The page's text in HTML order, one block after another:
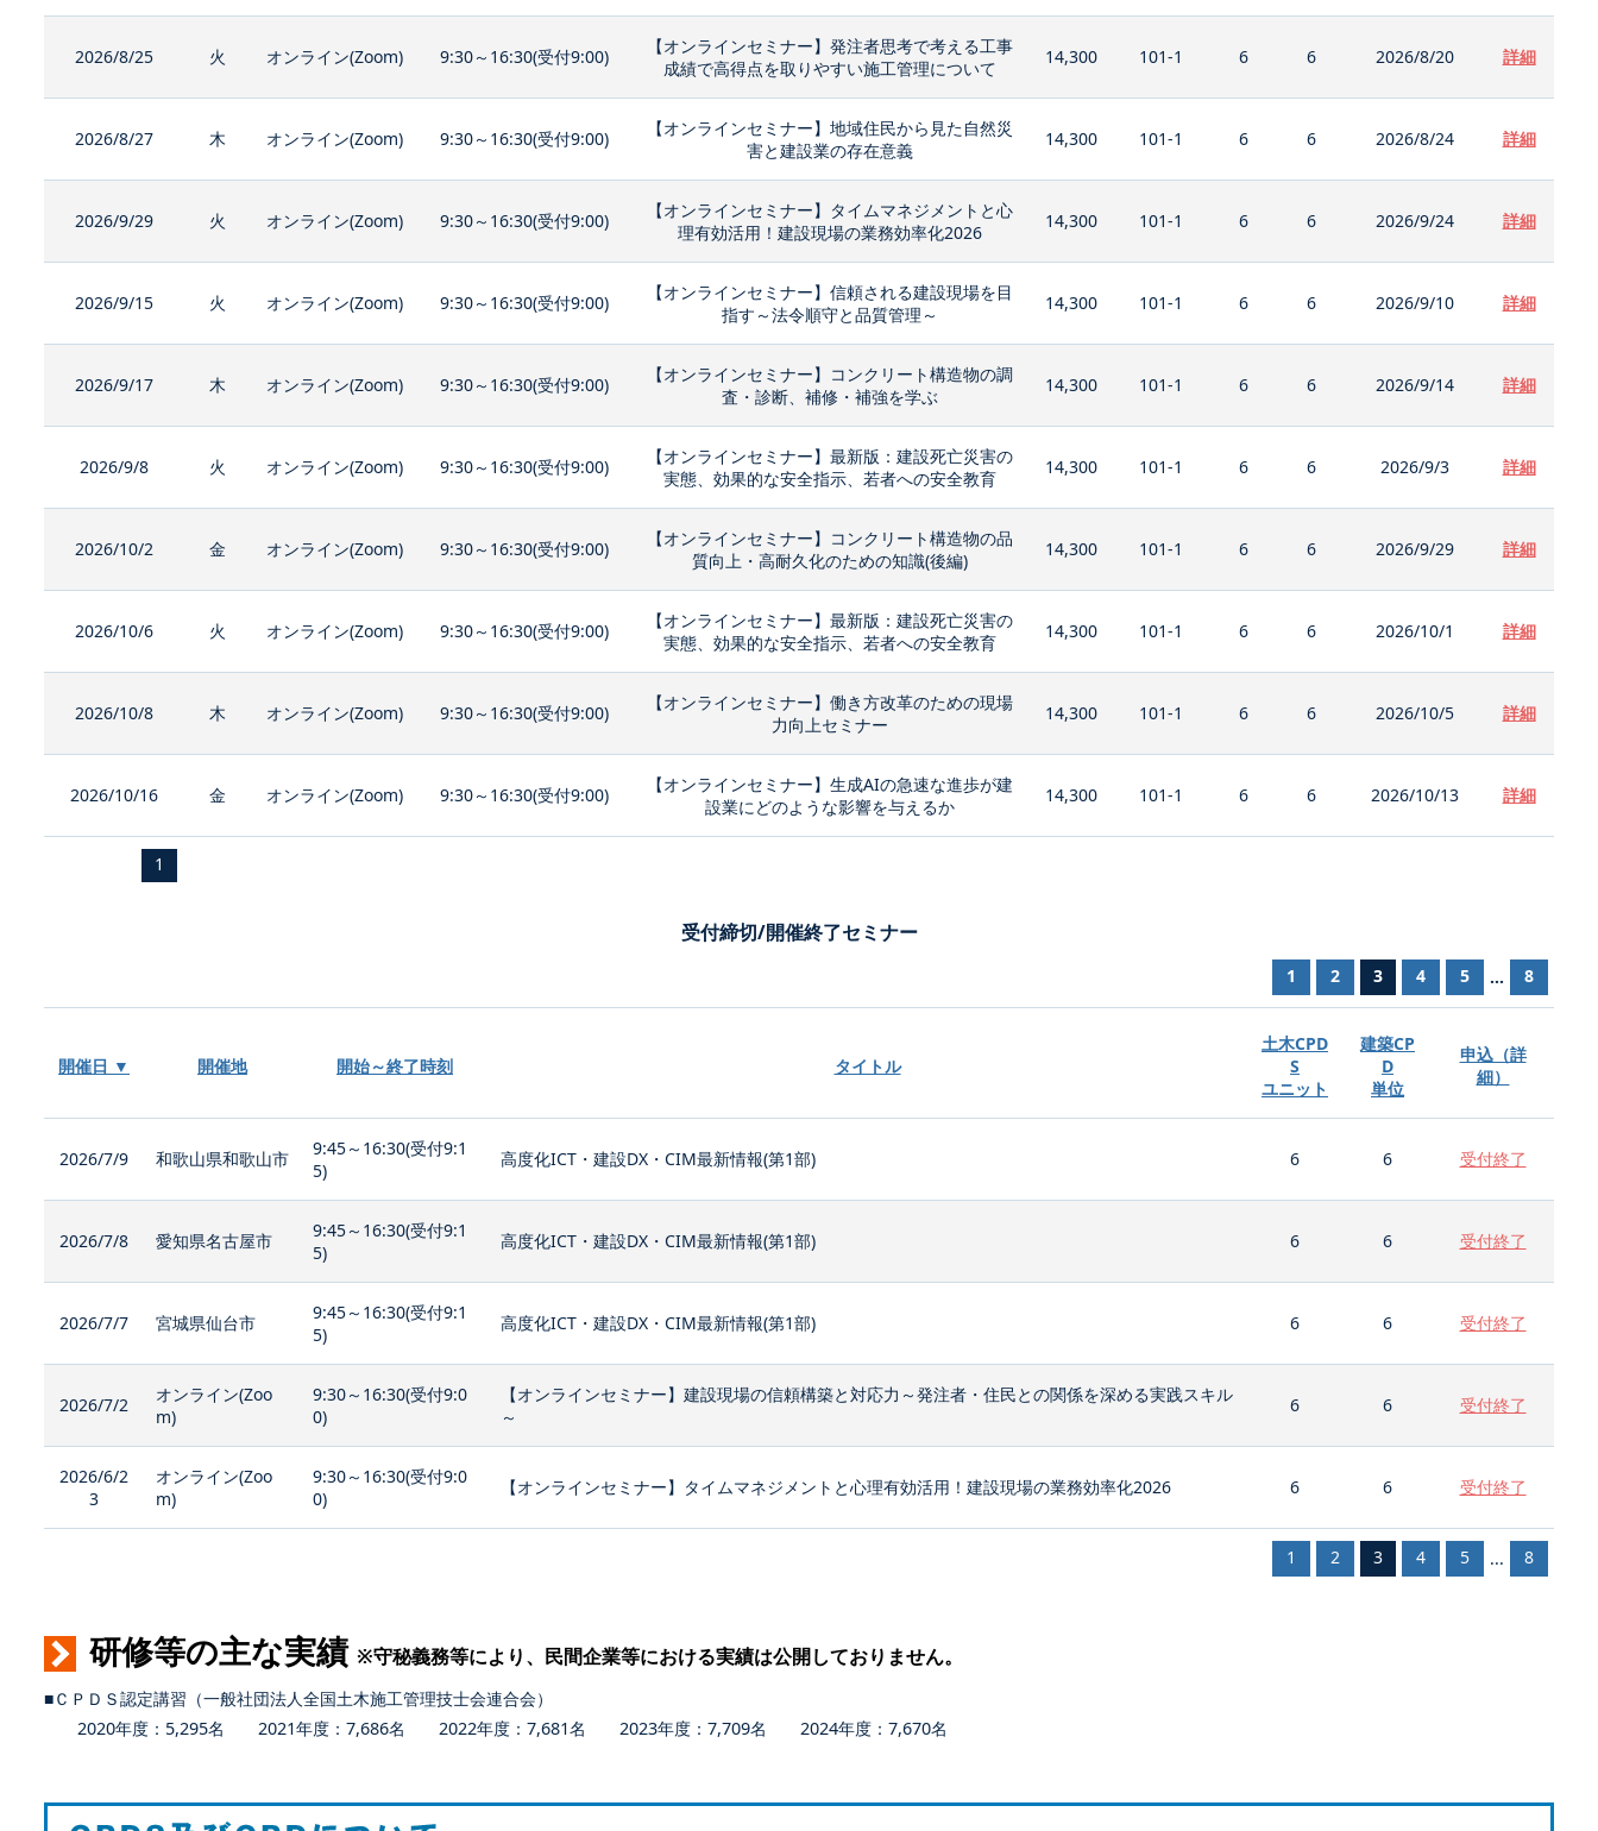
2026/8/25 火 オンライン(Zoom) 9:30～16:30(受付9:00)
【オンラインセミナー】発注者思考で考える工事
成績で高得点を取りやすい施工管理について
14,300 101-1 6 6 2026/8/20 詳細
2026/8/27 木 オンライン(Zoom) 9:30～16:30(受付9:00)
【オンラインセミナー】地域住民から見た自然災
害と建設業の存在意義
14,300 101-1 6 6 2026/8/24 詳細
2026/9/29 火 オンライン(Zoom) 9:30～16:30(受付9:00)
【オンラインセミナー】タイムマネジメントと心
理有効活用！建設現場の業務効率化2026
14,300 101-1 6 6 2026/9/24 詳細
2026/9/15 火 オンライン(Zoom) 9:30～16:30(受付9:00)
【オンラインセミナー】信頼される建設現場を目
指す～法令順守と品質管理～
14,300 101-1 6 6 2026/9/10 詳細
2026/9/17 木 オンライン(Zoom) 9:30～16:30(受付9:00)
【オンラインセミナー】コンクリート構造物の調
査・診断、補修・補強を学ぶ
14,300 101-1 6 6 2026/9/14 詳細
2026/9/8 火 オンライン(Zoom) 9:30～16:30(受付9:00)
【オンラインセミナー】最新版：建設死亡災害の
実態、効果的な安全指示、若者への安全教育
14,300 101-1 6 6 2026/9/3 詳細
2026/10/2 金 オンライン(Zoom) 9:30～16:30(受付9:00)
【オンラインセミナー】コンクリート構造物の品
質向上・高耐久化のための知識(後編)
14,300 101-1 6 6 2026/9/29 詳細
2026/10/6 火 オンライン(Zoom) 9:30～16:30(受付9:00)
【オンラインセミナー】最新版：建設死亡災害の
実態、効果的な安全指示、若者への安全教育
14,300 101-1 6 6 2026/10/1 詳細
2026/10/8 木 オンライン(Zoom) 9:30～16:30(受付9:00)
【オンラインセミナー】働き方改革のための現場
力向上セミナー
14,300 101-1 6 6 2026/10/5 詳細
2026/10/16 金 オンライン(Zoom) 9:30～16:30(受付9:00)
【オンラインセミナー】生成AIの急速な進歩が建
設業にどのような影響を与えるか
14,300 101-1 6 6 2026/10/13 詳細
1
受付締切/開催終了セミナー
1 2 3 4 5 ... 8
開催日 ▼ 開催地 開始～終了時刻 タイトル
土木CPD
S
ユニット
建築CP
D
単位
申込（詳
細）
2026/7/9 和歌山県和歌山市
9:45～16:30(受付9:1
5)
高度化ICT・建設DX・CIM最新情報(第1部) 6 6 受付終了
2026/7/8 愛知県名古屋市
9:45～16:30(受付9:1
5)
高度化ICT・建設DX・CIM最新情報(第1部) 6 6 受付終了
2026/7/7 宮城県仙台市
9:45～16:30(受付9:1
5)
高度化ICT・建設DX・CIM最新情報(第1部) 6 6 受付終了
2026/7/2
オンライン(Zoo
m)
9:30～16:30(受付9:0
0)
【オンラインセミナー】建設現場の信頼構築と対応力～発注者・住民との関係を深める実践スキル
～
6 6 受付終了
2026/6/2
3
オンライン(Zoo
m)
9:30～16:30(受付9:0
0)
【オンラインセミナー】タイムマネジメントと心理有効活用！建設現場の業務効率化2026 6 6 受付終了
1 2 3 4 5 ... 8
研修等の主な実績 ※守秘義務等により、民間企業等における実績は公開しておりません。
■ＣＰＤＳ認定講習（一般社団法人全国土木施工管理技士会連合会）
2020年度：5,295名 2021年度：7,686名 2022年度：7,681名 2023年度：7,709名 2024年度：7,670名